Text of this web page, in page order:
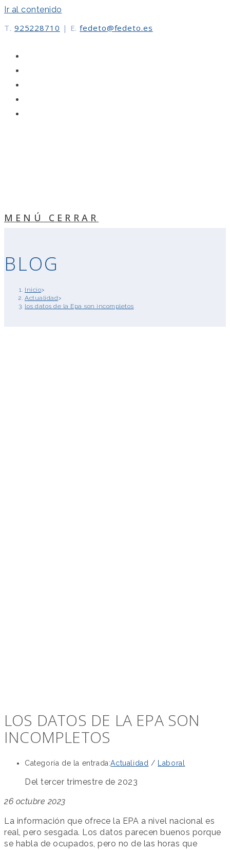
Ir al contenido
T. 925228710 | E. fedeto@fedeto.es
MENÚ CERRAR
BLOG
Inicio>
Actualidad>
los datos de la Epa son incompletos
LOS DATOS DE LA EPA SON
INCOMPLETOS
Categoría de la entrada:Actualidad / Laboral
Del tercer trimestre de 2023
26 octubre 2023
La información que ofrece la EPA a nivel nacional es
real, pero sesgada. Los datos parecen buenos porque
se habla de ocupados, pero no de las horas que